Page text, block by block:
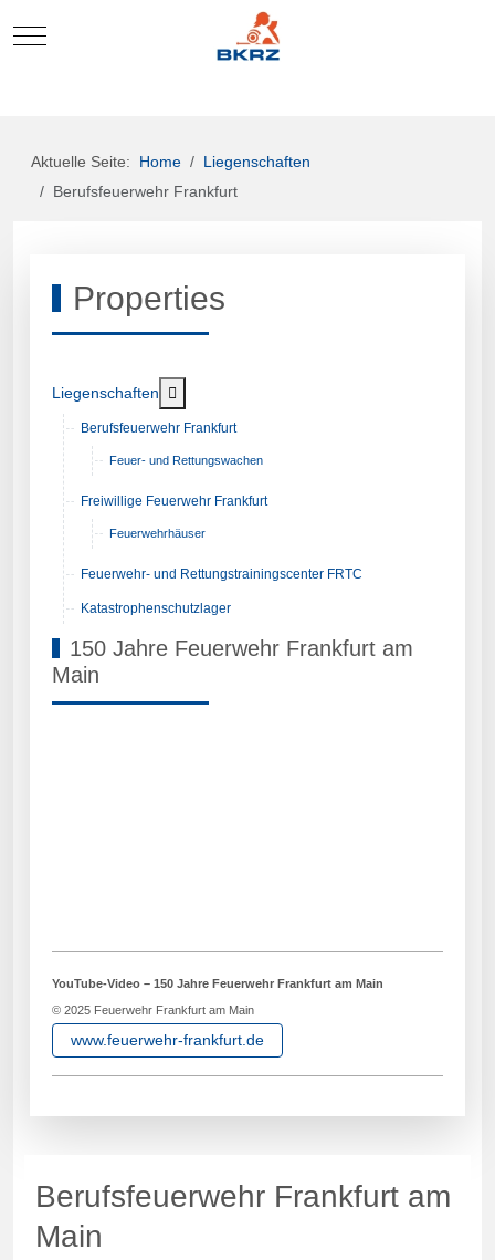
Mobile Menu Toggle
Aktuelle Seite: Home
Liegenschaften
Berufsfeuerwehr Frankfurt
Properties
Liegenschaften
Berufsfeuerwehr Frankfurt
Feuer- und Rettungswachen
Freiwillige Feuerwehr Frankfurt
Feuerwehrhäuser
Feuerwehr- und Rettungstrainingscenter FRTC
Katastrophenschutzlager
150 Jahre Feuerwehr Frankfurt am
Main
YouTube-Video – 150 Jahre Feuerwehr Frankfurt am Main
© 2025 Feuerwehr Frankfurt am Main
www.feuerwehr-frankfurt.de
Berufsfeuerwehr Frankfurt am
Main